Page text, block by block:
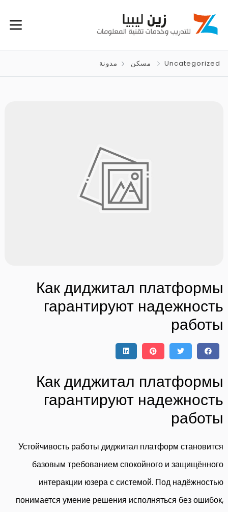
مسكن مدونة Uncategorized
Как диджитал платформы
гарантируют надежность
работы
Как диджитал платформы
гарантируют надежность
работы
Устойчивость работы диджитал платформ становится
базовым требованием спокойного и защищённого
интеракции юзера с системой. Под надёжностью
понимается умение решения исполняться без ошибок,